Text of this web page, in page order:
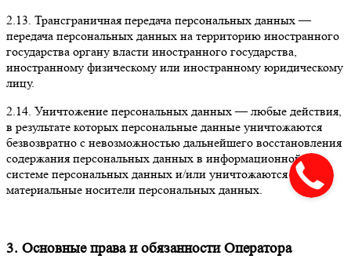
2.13. Трансграничная передача персональных данных —
передача персональных данных на территорию иностранного
государства органу власти иностранного государства,
иностранному физическому или иностранному юридическому
лицу.
2.14. Уничтожение персональных данных — любые действия,
в результате которых персональные данные уничтожаются
безвозвратно с невозможностью дальнейшего восстановления
содержания персональных данных в информационной
системе персональных данных и/или уничтожаются
материальные носители персональных данных.
3. Основные права и обязанности Оператора